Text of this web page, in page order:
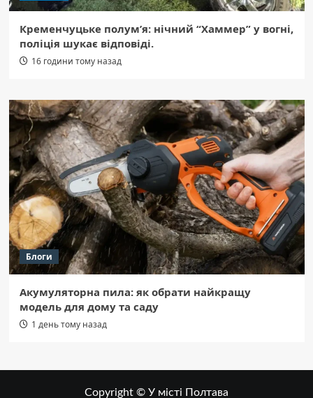
Кременчуцьке полум’я: нічний “Хаммер” у вогні,
поліція шукає відповіді.
16 години тому назад
Блоги
Акумуляторна пила: як обрати найкращу
модель для дому та саду
1 день тому назад
Copyright © У місті Полтава